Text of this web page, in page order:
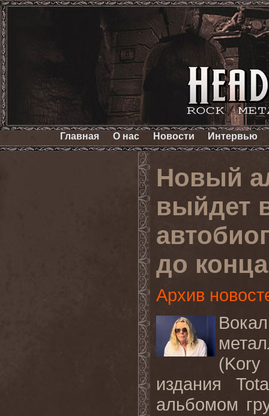
Главная О нас Новости Интервью
Новый
выйдет
до
Архив
(Kory
издания
альбомом